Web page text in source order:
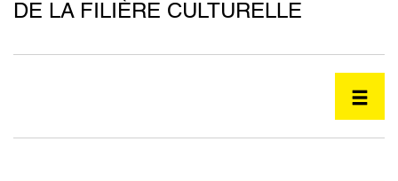
DE LA FILIÈRE CULTURELLE